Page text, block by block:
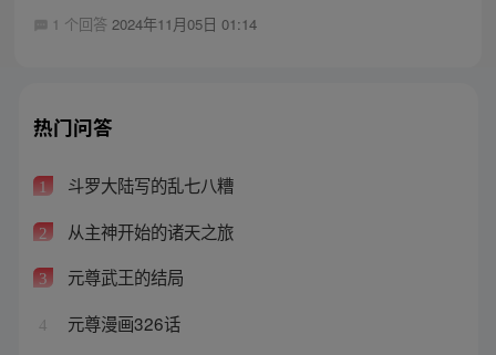
1 个回答 2024年11月05日 01:14
热门问答
1 斗罗大陆写的乱七八糟
2 从主神开始的诸天之旅
3 元尊武王的结局
4 元尊漫画326话